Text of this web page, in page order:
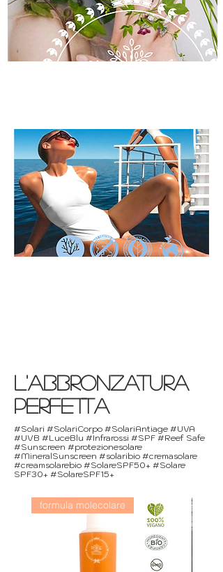
l'abbronzatura
PERFETTA
#Solari #SolariCorpo #SolariAntiage #UVA
#UVB #LuceBlu #Infrarossi #SPF #Reef Safe
#Sunscreen #protezionesolare
#MineralSunscreen #solaribio #cremasolare
#creamsolarebio #SolareSPF50+ #Solare
SPF30+ #SolareSPF15+
formula molecolare